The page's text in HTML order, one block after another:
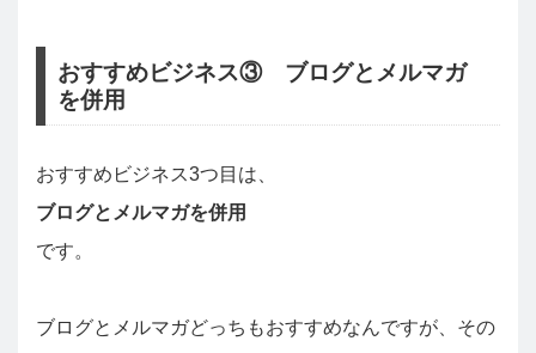
おすすめビジネス③ ブログとメルマガ
を併用
おすすめビジネス3つ目は、
ブログとメルマガを併用
です。
ブログとメルマガどっちもおすすめなんですが、その